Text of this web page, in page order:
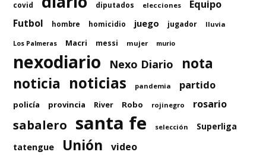
covid diputados elecciones
Equipo
Futbol
hombre homicidio juego jugador lluvia
Los Palmeras Macri messi mujer murio
nexodiario Nexo Diario
nota
noticia noticias pandemia partido
policía provincia River Robo rojinegro rosario
sabalero santa fe selección
Superliga
tatengue
Unión video